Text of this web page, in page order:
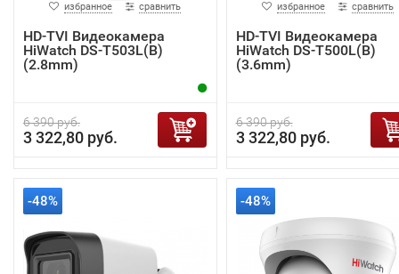
избранное сравнить
HD-TVI Видеокамера
HiWatch DS-T503L(B)
(2.8mm)
6 390 руб.
3 322,80 руб.
избранное сравнить
HD-TVI Видеокамера
HiWatch DS-T500L(B)
(3.6mm)
6 390 руб.
3 322,80 руб.
-48% -48%